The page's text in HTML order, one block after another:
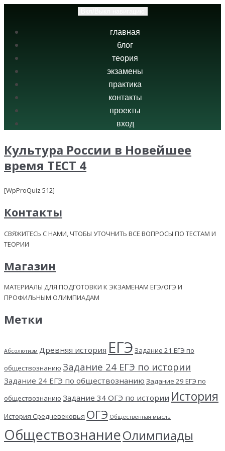
главная
блог
теория
экзамены
практика
контакты
проекты
вход
Культура России в Новейшее
время ТЕСТ 4
[WpProQuiz 512]
Контакты
СВЯЖИТЕСЬ С НАМИ, ЧТОБЫ УТОЧНИТЬ ВСЕ ВОПРОСЫ ПО ТЕСТАМ И
ТЕОРИИ
Магазин
МАТЕРИАЛЫ ДЛЯ ПОДГОТОВКИ К ЭКЗАМЕНАМ ЕГЭ/ОГЭ И
ПРОФИЛЬНЫМ ОЛИМПИАДАМ
Метки
Абсолютизм Древняя история ЕГЭ Задание 21 ЕГЭ по
обществознанию Задание 24 ЕГЭ по истории
Задание 24 ЕГЭ по обществознанию Задание 29 ЕГЭ по
обществознанию Задание 34 ОГЭ по истории История
История Средневековья ОГЭ Общественная мысль
ОбществознаниеОлимпиады